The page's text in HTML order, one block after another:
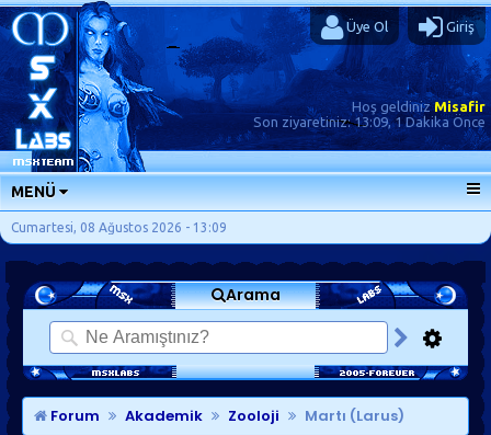
Üye Ol Giriş
Hoş geldinizMisafir
Son ziyaretiniz:13:09, 1 Dakika Önce
MENÜ
ANA SAYFA
FORUMLAR
SORU-CEVAP
GÜNLÜKLER
SON MESAJLAR
KISAYOLLAR
Cumartesi, 08 Ağustos 2026 - 13:09
Arama
Forum Akademik Zooloji Martı (Larus)